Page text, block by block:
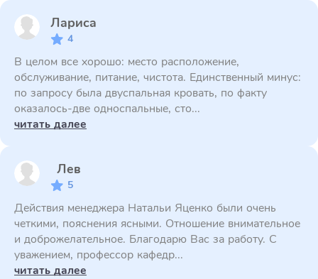
Лариса
4
В целом все хорошо: место расположение,
обслуживание, питание, чистота. Единственный минус:
по запросу была двуспальная кровать, по факту
оказалось-две односпальные, сто...
читать далее
Лев
5
Действия менеджера Натальи Яценко были очень
четкими, пояснения ясными. Отношение внимательное
и доброжелательное. Благодарю Вас за работу. С
уважением, профессор кафедр...
читать далее